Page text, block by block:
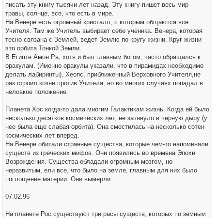
писать эту книгу тысячи лет назад. Эту книгу пишет весь мир –
травы, солнце, все, что есть в мире.
На Венере есть огромный кристалл, с которым общаются все
Учителя. Там же Учитель выбирает себе ученика. Венера, которая
тесно связана с Землей, ведет Землю по кругу жизни. Круг жизни –
это орбита Тонкой Земли.
В Египте Амон Ра, хотя и был главным богом, часто обращался к
оракулам. (Именно оракулы указали, что в пирамидах необходимо
делать лабиринты). Хеопс, приближенный Верховного Учителя,не
раз строил козни против Учителя, но во многих случаях попадал в
неловкое положение.
Планета Хос когда-то дала многим Галактикам жизнь. Когда ей было
несколько десятков космических лет, ее затянуло в черную дыру (у
нее была еще слабая орбита). Она сместилась на несколько сотен
космических лет вперед.
На Венере обитали странные существа, которые чем-то напоминали
существ из греческих мифов. Они появились во времена Эпохи
Возрождения. Существа обладали огромным мозгом, но
неразвитым, ели все, что было на земле, главным для них было
поглощение материи. Они вымерли.
07.02.96
На планете Рос существуют три расы существ, которых по земным